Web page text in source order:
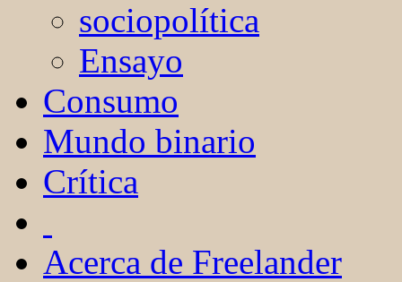
sociopolítica
Ensayo
Consumo
Mundo binario
Crítica
Acerca de Freelander